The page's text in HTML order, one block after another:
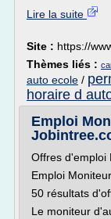
Lire la suite
Site : https://
Thèmes liés :
auto ecole /
horaire d
Emploi
Offres d'emploi
Emploi
50 résultats
Le moniteur